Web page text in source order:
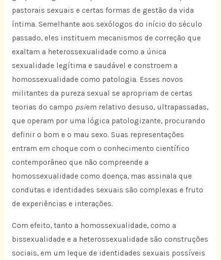
pastorais sexuais e certas formas de gestão da vida
íntima. Semelhante aos sexólogos do início do século
passado, eles instituem mecanismos de correção que
exaltam a heterossexualidade como a única
sexualidade legítima e saudável e constroem a
homossexualidade como patologia. Esses novos
militantes da pureza sexual se apropriam de certas
teorias do campo psiem relativo desuso, ultrapassadas,
que operam por uma lógica patologizante, procurando
definir o bom e o mau sexo. Suas representações
entram em choque com o conhecimento científico
contemporâneo que não compreende a
homossexualidade como doença, mas assinala que
condutas e identidades sexuais são complexas e fruto
de experiências e interações.
Com efeito, tanto a homossexualidade, como a
bissexualidade e a heterossexualidade são construções
sociais, em um leque de identidades sexuais possíveis